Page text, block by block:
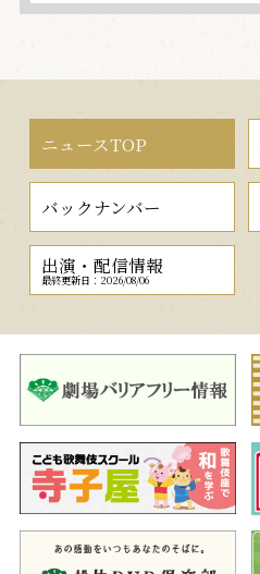
ニュースTOP
バックナンバー
出演・配信情報
最終更新日：2026/08/06